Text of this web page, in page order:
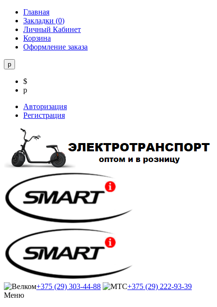
Главная
Закладки (0)
Личный Кабинет
Корзина
Оформление заказа
р
$
р
Авторизация
Регистрация
+375 (29) 303-44-88
+375 (29) 222-93-39
Меню